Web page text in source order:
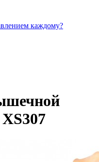
каждому?